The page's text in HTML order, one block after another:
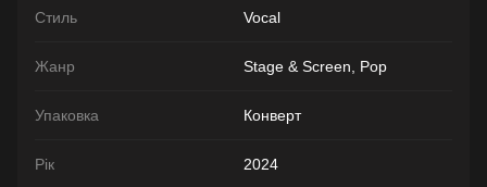
Стиль Vocal
Жанр Stage & Screen, Pop
Упаковка Конверт
Рік 2024